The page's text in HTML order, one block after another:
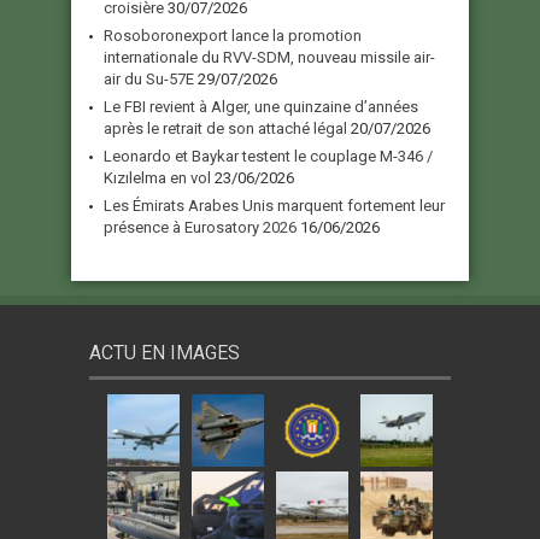
croisière 30/07/2026
Rosoboronexport lance la promotion
internationale du RVV-SDM, nouveau missile air-
air du Su-57E 29/07/2026
Le FBI revient à Alger, une quinzaine d’années
après le retrait de son attaché légal 20/07/2026
Leonardo et Baykar testent le couplage M-346 /
Kızılelma en vol 23/06/2026
Les Émirats Arabes Unis marquent fortement leur
présence à Eurosatory 2026 16/06/2026
ACTU EN IMAGES